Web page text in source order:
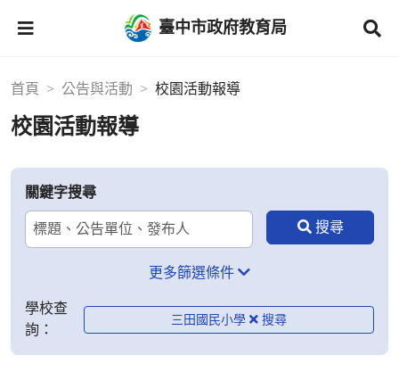
臺中市政府教育局
首頁 公告與活動 校園活動報導
校園活動報導
關鍵字搜尋
更多篩選條件
學校查
詢：
三田國民小學